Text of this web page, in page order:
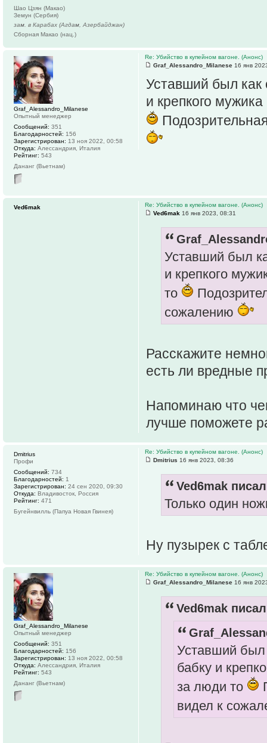
Шао Цзян (Макао)
Земун (Сербия)
зам. в Карабах (Агдам, Азербайджан)
Сборная Макао (нац.)
Re: Убийство в купейном вагоне. (Анонс)
Graf_Alessandro_Milanese 16 янв
Уставший был как
и крепкого
Graf_Alessandro_Milanese
Опытный менеджер
Сообщений: 351
Благодарностей: 156
Зарегистрирован: 13 ноя 2022, 00:58
Откуда: Алессандрия, Италия
Рейтинг: 543
Дананг (Вьетнам)
Re: Убийство в купейном вагоне. (Анонс)
Ved6mak 16 янв 2023, 08:31
Уставший был
и крепкого
то
сожалению
Расскажите
есть ли вредные
Напоминаю что
лучше поможете
Ved6mak
Re: Убийство в купейном вагоне. (Анонс)
Dmitrius 16 янв 2023, 08:36
Ved6mak
Только один
Ну пузырек с
Dmitrius
Профи
Сообщений: 734
Благодарностей: 1
Зарегистрирован: 24 сен 2020, 09:30
Откуда: Владивосток, Россия
Рейтинг: 471
Бугейнвилль (Папуа Новая Гвинея)
Re: Убийство в купейном вагоне. (Анонс)
Graf_Alessandro_Milanese 16 янв
Ved6mak
Уставший был
бабку и
за люди то
видел к
Graf_Alessandro_Milanese
Опытный менеджер
Сообщений: 351
Благодарностей: 156
Зарегистрирован: 13 ноя 2022, 00:58
Откуда: Алессандрия, Италия
Рейтинг: 543
Дананг (Вьетнам)